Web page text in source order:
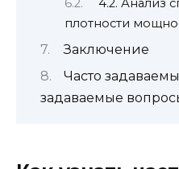
плотности
Заключение
Часто
задаваемые